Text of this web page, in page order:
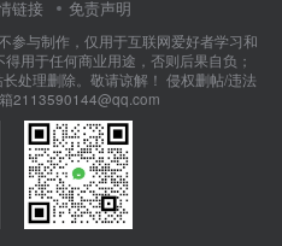
链接 免责声明
参与制作，仅用于互联网爱好者学习和
用于任何商业用途，否则后果自负；
处理删除。敬请谅解！ 侵权删帖/违法
2113590144@qq.com